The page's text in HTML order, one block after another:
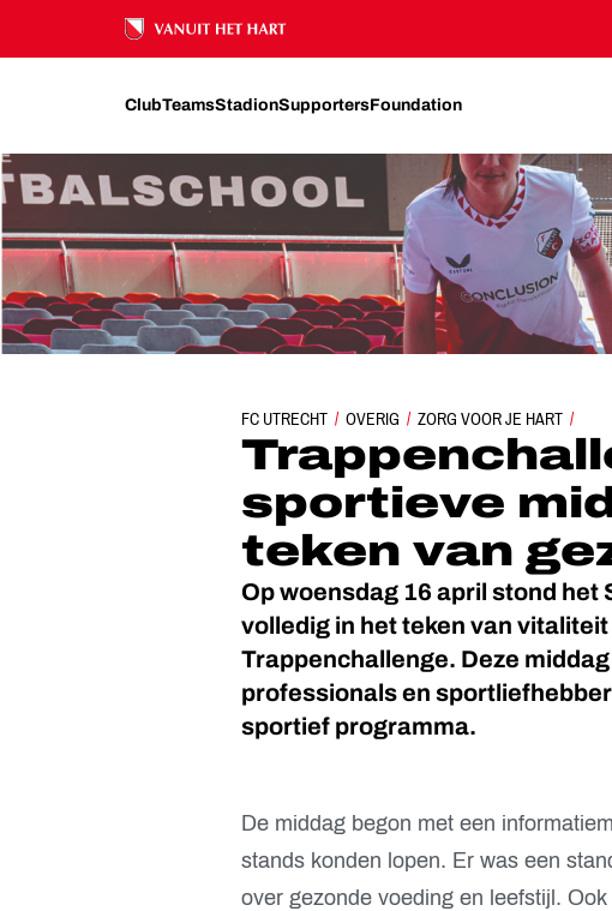
Ons nalatenschap
ClubTeamsStadionSupportersFoundation
FC UTRECHT OVERIG ZORG VOOR JE HART
RECAP
sportieve
teken van
Op woensdag 16 april stond
volledig in het teken van
Trappenchallenge. Deze
professionals en
sportief programma.
De middag begon met een
stands konden lopen. Er was een
over gezonde voeding en leefstijl.